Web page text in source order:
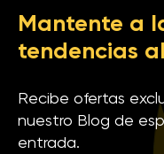
Mantente a
tendencias
Recibe ofertas
nuestro Blog de
entrada.